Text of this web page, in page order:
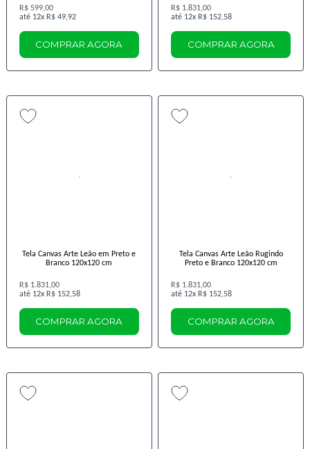
R$ 599,00
12x R$ 49,92
COMPRAR AGORA
R$ 1.831,00
12x R$ 152,58
COMPRAR AGORA
Tela Canvas Arte Leão em Preto e
Branco 120x120 cm
R$ 1.831,00
12x R$ 152,58
COMPRAR AGORA
Tela Canvas Arte Leão Rugindo
Preto e Branco 120x120 cm
R$ 1.831,00
12x R$ 152,58
COMPRAR AGORA